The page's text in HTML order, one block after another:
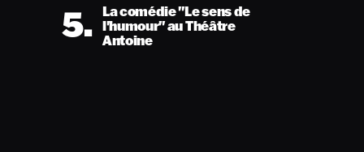
5. La comédie "Le sens de
l'humour" au Théâtre
Antoine